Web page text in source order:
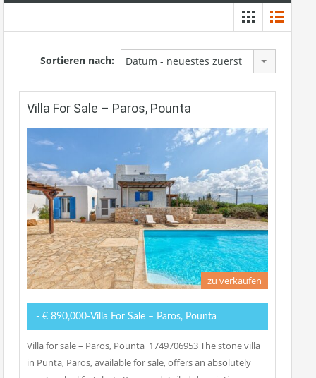
Sortieren nach: Datum - neuestes zuerst
Villa For Sale – Paros, Pounta
zu verkaufen
- € 890,000-Villa For Sale – Paros, Pounta
Villa for sale – Paros, Pounta_1749706953 The stone villa
in Punta, Paros, available for sale, offers an absolutely